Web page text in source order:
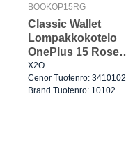
BOOKOP15RG
Classic Wallet
Lompakkokotelo
OnePlus 15 Rose
Gold
X2O
Cenor Tuotenro: 3410102
Brand Tuotenro: 10102